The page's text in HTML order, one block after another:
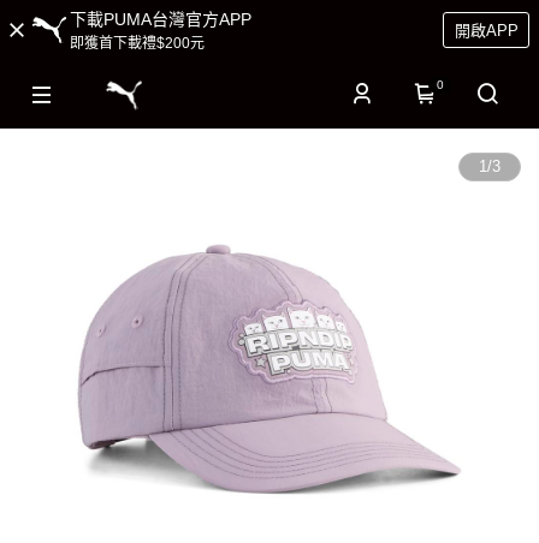
下載PUMA台灣官方APP
即獲首下載禮$200元
開啟APP
0
1/3